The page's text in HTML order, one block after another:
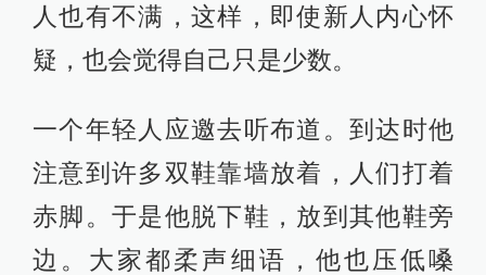
人也有不满，这样，即使新人内心怀
疑，也会觉得自己只是少数。
一个年轻人应邀去听布道。到达时他
注意到许多双鞋靠墙放着，人们打着
赤脚。于是他脱下鞋，放到其他鞋旁
边。大家都柔声细语，他也压低嗓